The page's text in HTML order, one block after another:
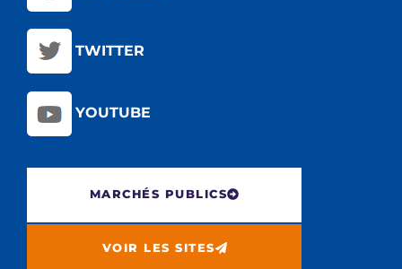
TWITTER
YOUTUBE
MARCHÉS PUBLICS
VOIR LES SITES